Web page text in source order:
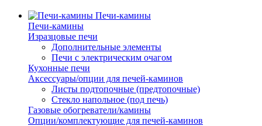
Печи-камины
Печи-камины
Изразцовые печи
Дополнительные элементы
Печи с электрическим очагом
Кухонные печи
Аксессуары/опции для печей-каминов
Листы подтопочные (предтопочные)
Стекло напольное (под печь)
Газовые обогреватели/камины
Опции/комплектующие для печей-каминов